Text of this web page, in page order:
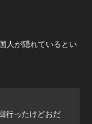
人が隠れているとい
行ったけどおだ